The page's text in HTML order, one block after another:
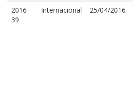
2016-
39
Internacional 25/04/2016